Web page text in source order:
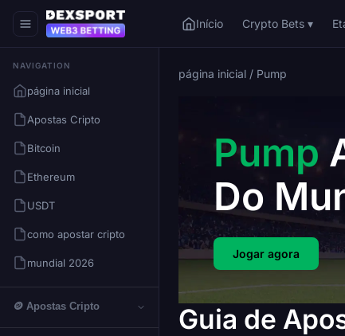
Início Crypto Bets ▾
NAVIGATION
página inicial
Apostas Cripto
Bitcoin
Ethereum
USDT
como apostar cripto
mundial 2026
🪙 Apostas Cripto
página inicial / Pump
Pump
Do
Jogar agora
Guia de